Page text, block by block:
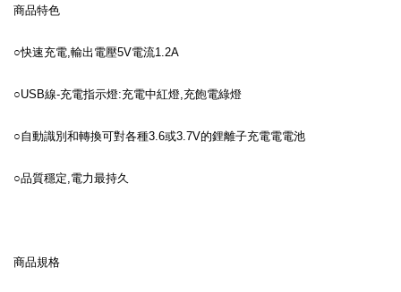
商品特色
○快速充電,輸出電壓5V電流1.2A
○USB線-充電指示燈:充電中紅燈,充飽電綠燈
○自動識別和轉換可對各種3.6或3.7V的鋰離子充電電電池
○品質穩定,電力最持久
商品規格